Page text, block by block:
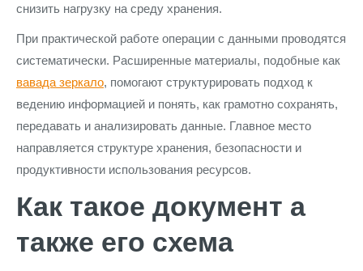
снизить нагрузку на среду хранения.
При практической работе операции с данными проводятся
систематически. Расширенные материалы, подобные как
вавада зеркало, помогают структурировать подход к
ведению информацией и понять, как грамотно сохранять,
передавать и анализировать данные. Главное место
направляется структуре хранения, безопасности и
продуктивности использования ресурсов.
Как такое документ а
также его схема